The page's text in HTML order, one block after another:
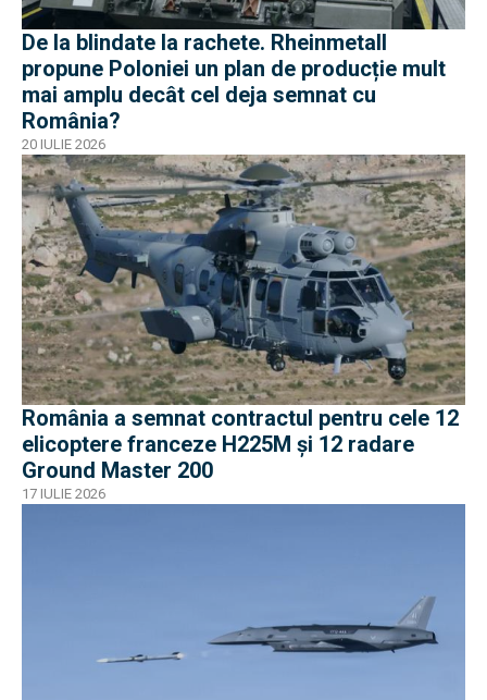
De la blindate la rachete. Rheinmetall
propune Poloniei un plan de producție mult
mai amplu decât cel deja semnat cu
România?
20 IULIE 2026
România a semnat contractul pentru cele 12
elicoptere franceze H225M și 12 radare
Ground Master 200
17 IULIE 2026